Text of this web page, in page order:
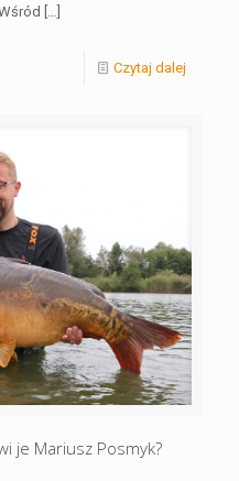
Czytaj dalej
je Mariusz Posmyk?